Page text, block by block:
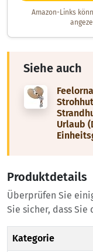
Amazon-Links
Siehe auch
Urlaub
Produktdetails
Überprüfen Sie
Sie sicher, dass
Kategorie